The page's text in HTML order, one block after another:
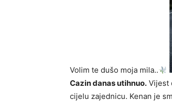
Volim te dušo moja mila..
Cazin danas utihnuo. Vijest
cijelu zajednicu. Kenan je